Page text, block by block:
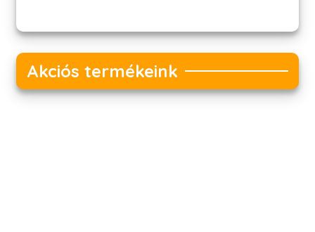
Akciós termékeink